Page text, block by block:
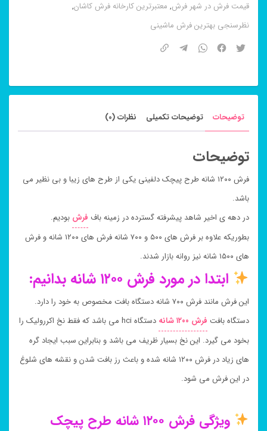
قیمت فرش در شهر فرش, معتبرترین کارخانه فرش کاشان,
نظرسنجی بهترین فرش ماشینی
توضیحات توضیحات تکمیلی نظرات (0)
توضیحات
فرش ۱۲۰۰ شانه طرح پیچک دلفینی یکی از طرح های زیبا و بی نظیر می
باشد.
در دهه ی اخیر شاهد پیشرفته گسترده در زمینه باف فرش بودیم.
بطوریکه علاوه بر فرش های ۵۰۰ و ۷۰۰ شانه فرش های ۱۲۰۰ شانه و فرش
های ۱۵۰۰ شانه نیز روانه بازار شدند.
ابتدا در مورد فرش ۱۲۰۰ شانه بدانیم:
این فرش مانند فرش ۷۰۰ شانه دستگاه بافت مخصوص به خود را دارد.
دستگاه بافت فرش ۱۲۰۰ شانه
دستگاه hci می باشد که فقط نخ اکررولیک را
بخود می گیرد. این نخ بسیار ظریف می باشد و بنابراین سبب ایجاد گره
های زیاد در فرش ۱۲۰۰ شانه شده و باعث رز بافت شدن و نقشه های شلوغ
در این فرش می شود.
ویژگی فرش ۱۲۰۰ شانه طرح پیچک